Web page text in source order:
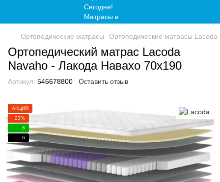
Ортопедические матрасы Ортопедические матрасы Lacoda
Ортопедический матрас Lacoda
Navaho - Лакода Навахо 70x190
Артикул: 546678800 Оставить отзыв
АКЦИЯ
−23%
6
6